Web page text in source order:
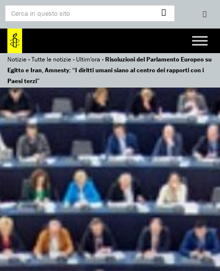
Notizie»Tutte le notizie» Ultim'ora »Risoluzioni del Parlamento Europeo su
Egitto e Iran, Amnesty: “I diritti umani siano al centro dei rapporti con i
Paesi terzi”